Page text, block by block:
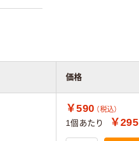
価格
￥590 （税込）
1個あたり ￥295